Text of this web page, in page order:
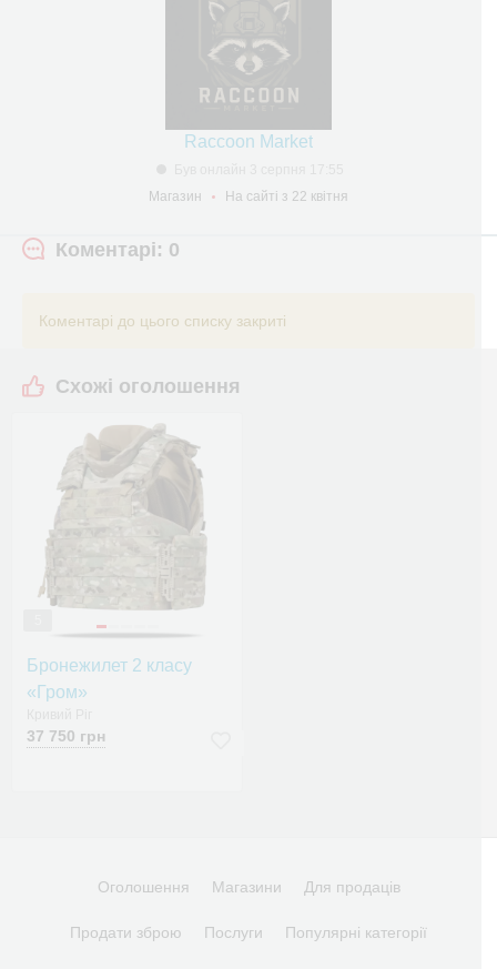
Raccoon Market
Магазин
На сайті з 22 квітня
Коментарі: 0
Коментарі до цього списку закриті
Схожі оголошення
Бронежилет 2 класу
«Гром»
37 750 грн
Оголошення Магазини Для продаців
Продати зброю Послуги Популярні категорії